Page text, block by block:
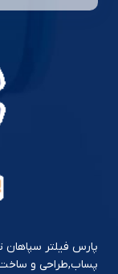
پارس فیلتر سپاهان
پساب,طراحی و